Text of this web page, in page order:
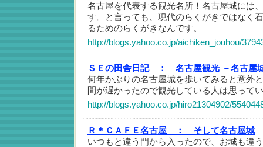
名古屋を代表する観光名所！名古屋城には
す。と言っても、現代のらくがきではなく
るためのらくがきなんです。
http://blogs.yahoo.co.jp/aichiken_jouhou/
ＳＥの田舎日記 ：
名古屋観光 －名古屋
何年かぶりの名古屋城を歩いてみると意外
間が遅かったので観光している人は思って
http://blogs.yahoo.co.jp/hiro21304902/
Ｒ＊ＣＡＦＥ名古屋 ：
そして名古屋城
いつもと違う門から入ったので、お城も違